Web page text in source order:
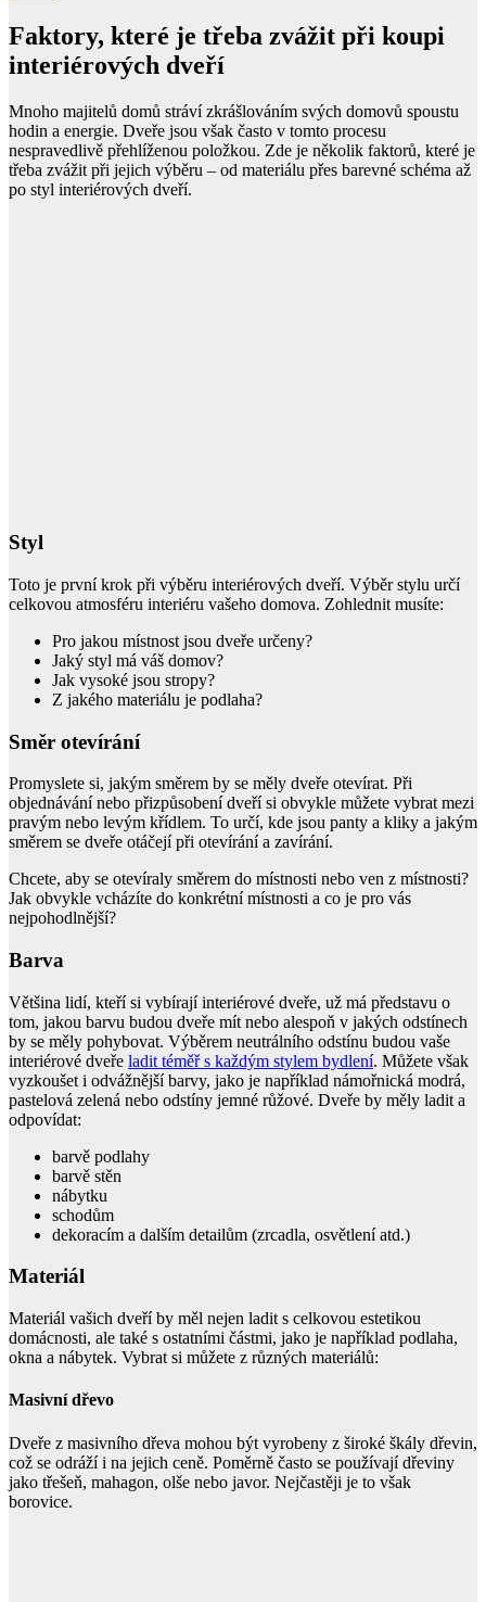
Faktory, které je třeba zvážit při koupi
interiérových dveří
Mnoho majitelů domů stráví zkrášlováním svých domovů spoustu
hodin a energie. Dveře jsou však často v tomto procesu
nespravedlivě přehlíženou položkou. Zde je několik faktorů, které je
třeba zvážit při jejich výběru – od materiálu přes barevné schéma až
po styl interiérových dveří.
Styl
Toto je první krok při výběru interiérových dveří. Výběr stylu určí
celkovou atmosféru interiéru vašeho domova. Zohlednit musíte:
Pro jakou místnost jsou dveře určeny?
Jaký styl má váš domov?
Jak vysoké jsou stropy?
Z jakého materiálu je podlaha?
Směr otevírání
Promyslete si, jakým směrem by se měly dveře otevírat. Při
objednávání nebo přizpůsobení dveří si obvykle můžete vybrat mezi
pravým nebo levým křídlem. To určí, kde jsou panty a kliky a jakým
směrem se dveře otáčejí při otevírání a zavírání.
Chcete, aby se otevíraly směrem do místnosti nebo ven z místnosti?
Jak obvykle vcházíte do konkrétní místnosti a co je pro vás
nejpohodlnější?
Barva
Většina lidí, kteří si vybírají interiérové dveře, už má představu o
tom, jakou barvu budou dveře mít nebo alespoň v jakých odstínech
by se měly pohybovat. Výběrem neutrálního odstínu budou vaše
interiérové dveře ladit téměř s každým stylem bydlení. Můžete však
vyzkoušet i odvážnější barvy, jako je například námořnická modrá,
pastelová zelená nebo odstíny jemné růžové. Dveře by měly ladit a
odpovídat:
barvě podlahy
barvě stěn
nábytku
schodům
dekoracím a dalším detailům (zrcadla, osvětlení atd.)
Materiál
Materiál vašich dveří by měl nejen ladit s celkovou estetikou
domácnosti, ale také s ostatními částmi, jako je například podlaha,
okna a nábytek. Vybrat si můžete z různých materiálů:
Masivní dřevo
Dveře z masivního dřeva mohou být vyrobeny z široké škály dřevin,
což se odráží i na jejich ceně. Poměrně často se používají dřeviny
jako třešeň, mahagon, olše nebo javor. Nejčastěji je to však
borovice.